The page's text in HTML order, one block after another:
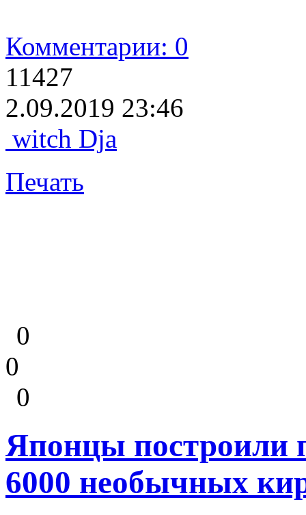
Комментарии: 0
11427
2.09.2019 23:46
witch Dja
Печать
0
0
0
Японцы построили
6000 необычных